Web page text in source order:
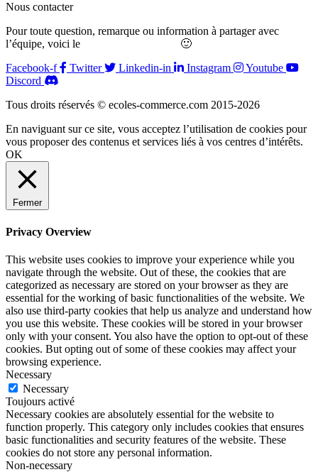
Nous contacter
Pour toute question, remarque ou information à partager avec
l’équipe, voici le
🙂
Facebook-f
Twitter Linkedin-in Instagram
Youtube
Discord
Tous droits réservés © ecoles-commerce.com 2015-2026
En naviguant sur ce site, vous acceptez l’utilisation de cookies pour
vous proposer des contenus et services liés à vos centres d’intérêts.
OK
Fermer
Privacy Overview
This website uses cookies to improve your experience while you
navigate through the website. Out of these, the cookies that are
categorized as necessary are stored on your browser as they are
essential for the working of basic functionalities of the website. We
also use third-party cookies that help us analyze and understand how
you use this website. These cookies will be stored in your browser
only with your consent. You also have the option to opt-out of these
cookies. But opting out of some of these cookies may affect your
browsing experience.
Necessary
Necessary
Toujours activé
Necessary cookies are absolutely essential for the website to
function properly. This category only includes cookies that ensures
basic functionalities and security features of the website. These
cookies do not store any personal information.
Non-necessary